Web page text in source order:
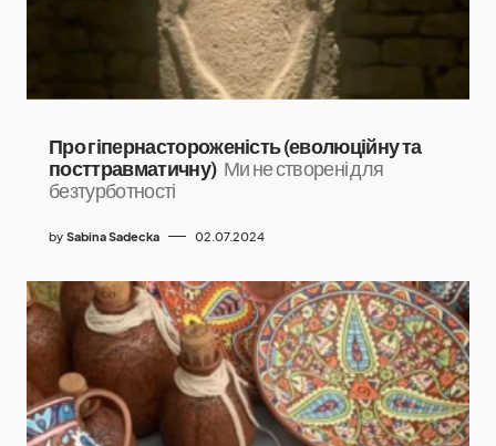
Про гіпернастороженість (еволюційну та
посттравматичну) Ми не створені для
безтурботності
by Sabina Sadecka 02.07.2024